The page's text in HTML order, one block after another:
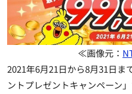
≪画像元：
2021年6月21日から8月31日ま
ントプレゼントキャンペーン」